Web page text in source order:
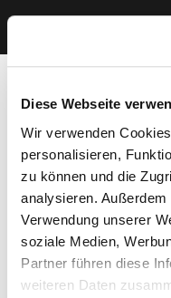
Diese Webseite
Wir verwenden
personalisieren,
zu können und die
analysieren.
Verwendung unserer
soziale Medien,
Partner führen diese
weiteren Daten